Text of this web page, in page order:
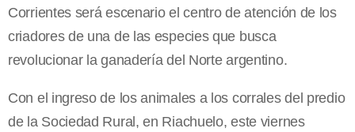
Corrientes será escenario el centro de atención de los
criadores de una de las especies que busca
revolucionar la ganadería del Norte argentino.
Con el ingreso de los animales a los corrales del predio
de la Sociedad Rural, en Riachuelo, este viernes